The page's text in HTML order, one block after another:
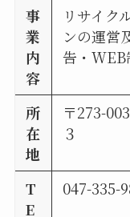
事
業
内
容
リサイク
ンの運営
告・WEB
所
在
地
〒273-
３
T
E
047-335-